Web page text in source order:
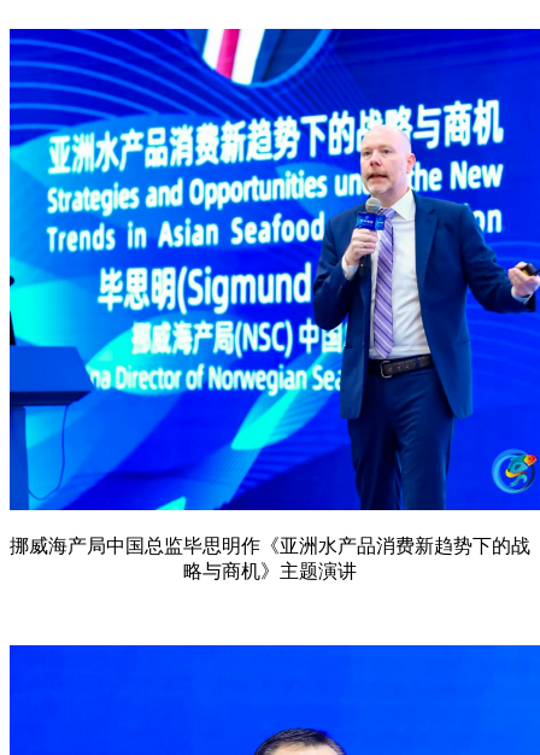
挪威海产局中国总监毕思明作《亚洲水产品消费新趋势下的战
略与商机》主题演讲